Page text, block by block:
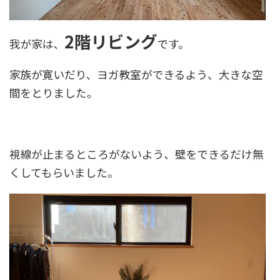
我が家は、 2階リビングです。
家族が寛いだり、ヨガ教室ができるよう、大きな空
間をとりました。
視線が止まるところがないよう、壁をできるだけ無
くしてもらいました。